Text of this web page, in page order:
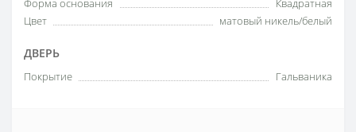
Цвет
матовый никель/белый
ДВЕРЬ
Покрытие Гальваника